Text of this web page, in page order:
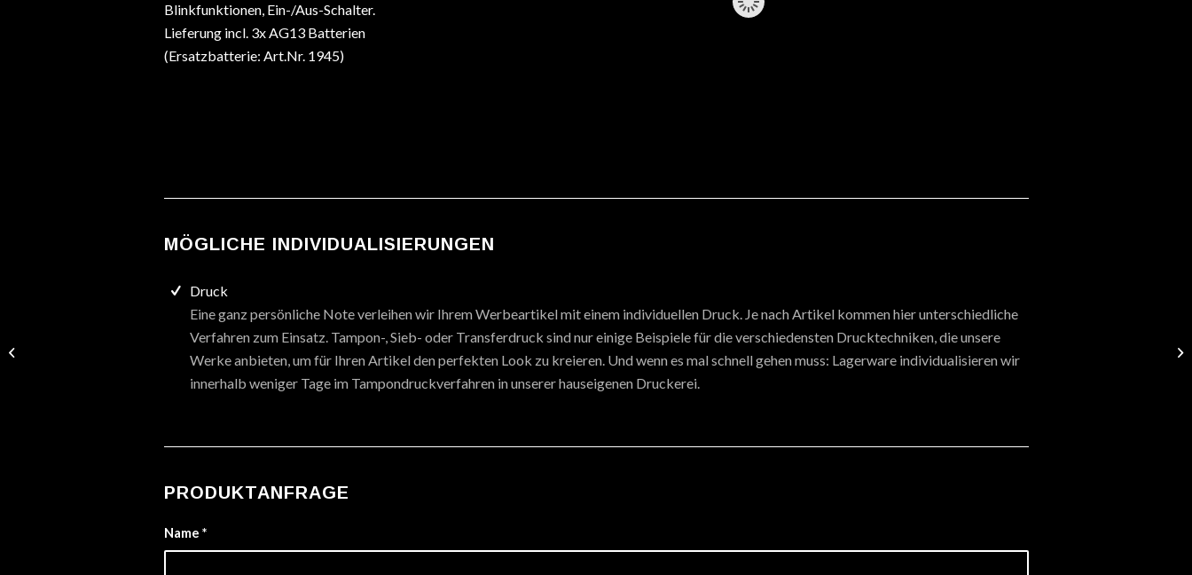
Blinkfunktionen, Ein-/Aus-Schalter.
Lieferung incl. 3x AG13 Batterien
(Ersatzbatterie: Art.Nr. 1945)
MÖGLICHE INDIVIDUALISIERUNGEN
Druck
Eine ganz persönliche Note verleihen wir Ihrem Werbeartikel mit einem individuellen Druck. Je nach Artikel kommen hier unterschiedliche
Verfahren zum Einsatz. Tampon-, Sieb- oder Transferdruck sind nur einige Beispiele für die verschiedensten Drucktechniken, die unsere
Werke anbieten, um für Ihren Artikel den perfekten Look zu kreieren. Und wenn es mal schnell gehen muss: Lagerware individualisieren wir
innerhalb weniger Tage im Tampondruckverfahren in unserer hauseigenen Druckerei.
PRODUKTANFRAGE
Name *